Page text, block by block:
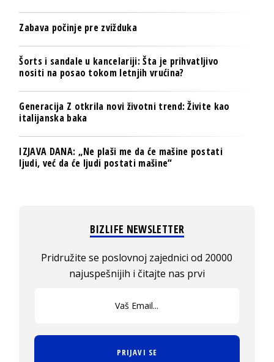
Zabava počinje pre zvižduka
Šorts i sandale u kancelariji: Šta je prihvatljivo
nositi na posao tokom letnjih vrućina?
Generacija Z otkrila novi životni trend: Živite kao
italijanska baka
IZJAVA DANA: „Ne plaši me da će mašine postati
ljudi, već da će ljudi postati mašine“
BIZLIFE NEWSLETTER
Pridružite se poslovnoj zajednici od 20000
najuspešnijih i čitajte nas prvi
PRIJAVI SE